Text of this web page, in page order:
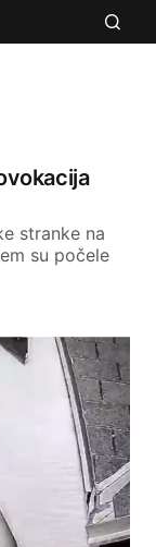
stranke na
su počele